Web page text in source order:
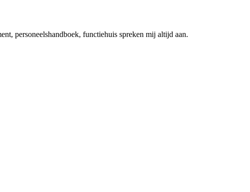
personeelshandboek, functiehuis spreken mij altijd aan.